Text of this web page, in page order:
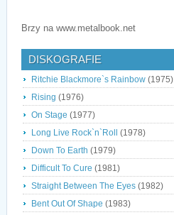
Brzy na www.metalbook.net
DISKOGRAFIE
Ritchie Blackmore`s Rainbow (1975)
Rising (1976)
On Stage (1977)
Long Live Rock`n`Roll (1978)
Down To Earth (1979)
Difficult To Cure (1981)
Straight Between The Eyes (1982)
Bent Out Of Shape (1983)